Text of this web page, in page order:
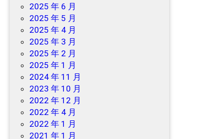
2025 年 6 月
2025 年 5 月
2025 年 4 月
2025 年 3 月
2025 年 2 月
2025 年 1 月
2024 年 11 月
2023 年 10 月
2022 年 12 月
2022 年 4 月
2022 年 1 月
2021 年 1 月